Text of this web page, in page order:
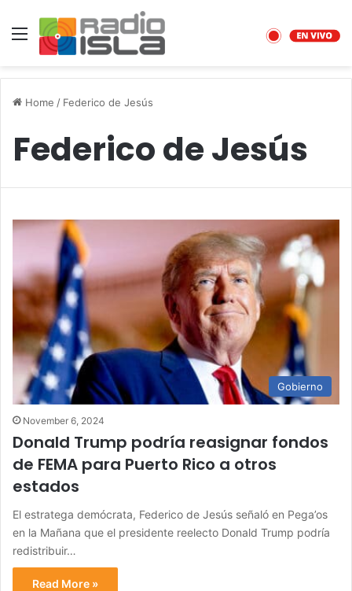
Menu
Home / Federico de Jesús
Federico de Jesús
Gobierno
November 6, 2024
Donald Trump podría reasignar fondos
de FEMA para Puerto Rico a otros
estados
El estratega demócrata, Federico de Jesús señaló en Pega’os
en la Mañana que el presidente reelecto Donald Trump podría
redistribuir…
Read More »